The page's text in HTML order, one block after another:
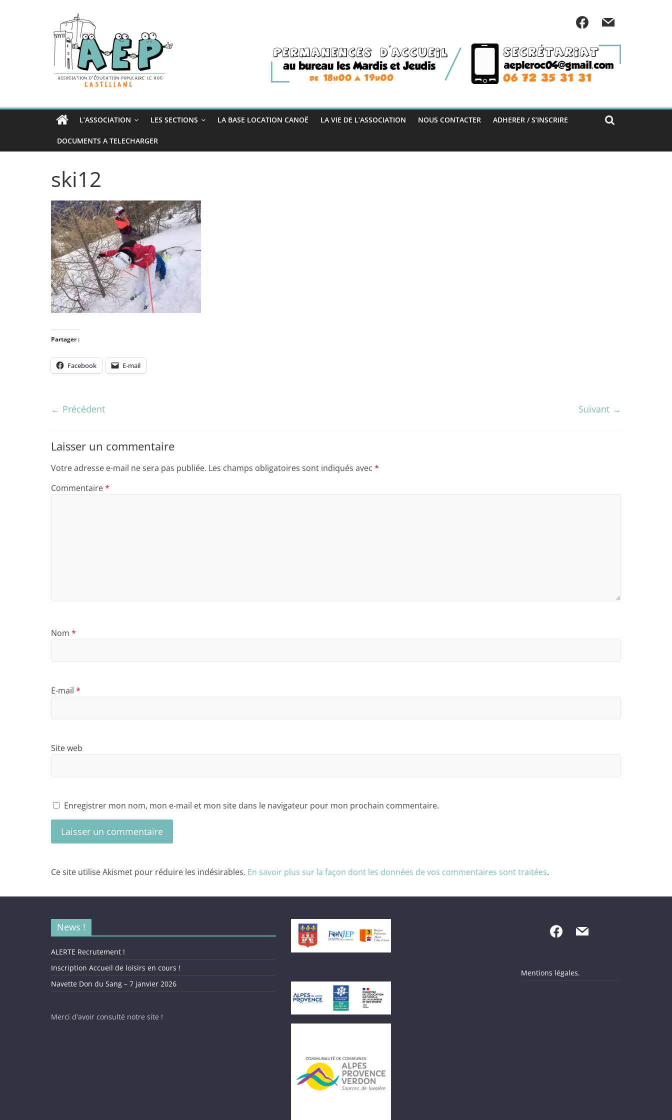
L’ASSOCIATION LES SECTIONS LA BASE LOCATION CANOË LA VIE DE L’ASSOCIATION NOUS CONTACTER ADHERER / S’INSCRIRE
DOCUMENTS A TELECHARGER
ski12
Partager :
Facebook E-mail
← Précédent Suivant →
Laisser un commentaire
Votre adresse e-mail ne sera pas publiée. Les champs obligatoires sont indiqués avec *
Commentaire*
Nom *
E-mail *
Site web
Enregistrer mon nom, mon e-mail et mon site dans le navigateur pour mon prochain commentaire.
Ce site utilise Akismet pour réduire les indésirables. En savoir plus sur la façon dont les données de vos commentaires sont traitées.
News !
ALERTE Recrutement !
Inscription Accueil de loisirs en cours !
Navette Don du Sang – 7 janvier 2026
Merci d'avoir consulté notre site !
Mentions légales.